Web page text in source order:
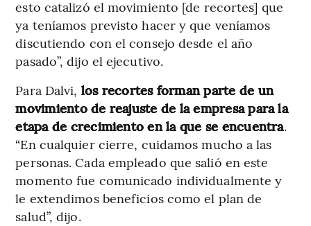
esto catalizó el movimiento [de recortes] que
ya teníamos previsto hacer y que veníamos
discutiendo con el consejo desde el año
pasado”, dijo el ejecutivo.
Para Dalvi, los recortes forman parte de un
movimiento de reajuste de la empresa para la
etapa de crecimiento en la que se encuentra.
“En cualquier cierre, cuidamos mucho a las
personas. Cada empleado que salió en este
momento fue comunicado individualmente y
le extendimos beneficios como el plan de
salud”, dijo.